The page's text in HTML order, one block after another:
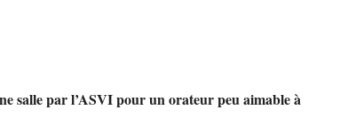
salle par l’ASVI pour un orateur peu aimable à